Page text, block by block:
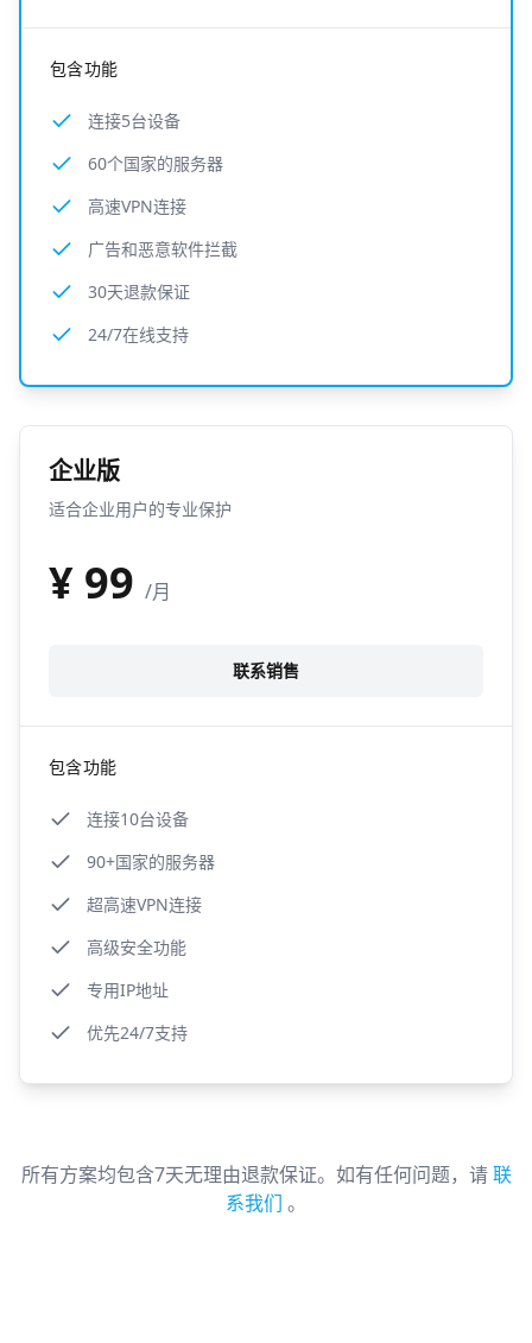
包含功能
连接5台设备
60个国家的服务器
高速VPN连接
广告和恶意软件拦截
30天退款保证
24/7在线支持
企业版
适合企业用户的专业保护
¥ 99 /月
联系销售
包含功能
连接10台设备
90+国家的服务器
超高速VPN连接
高级安全功能
专用IP地址
优先24/7支持
所有方案均包含7天无理由退款保证。如有任何问题，请联
系我们 。